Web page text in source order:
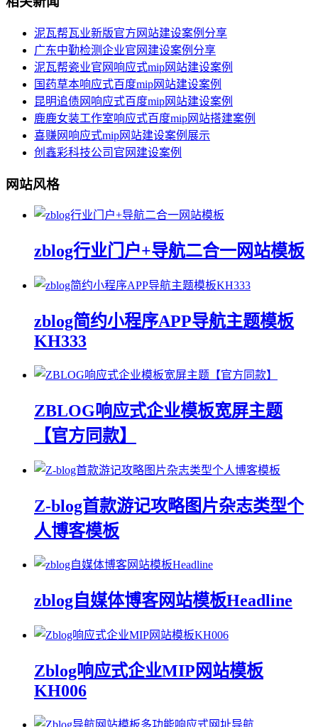
泥瓦帮瓦业新版官方网站建设案例分享
广东中勤检测企业官网建设案例分享
泥瓦帮瓷业官网响应式mip网站建设案例
国药草本响应式百度mip网站建设案例
昆明追债网响应式百度mip网站建设案例
鹿鹿女装工作室响应式百度mip网站搭建案例
喜赚网响应式mip网站建设案例展示
创鑫彩科技公司官网建设案例
网站风格
zblog行业门户+导航二合一网站模板
zblog简约小程序APP导航主题模板
KH333
ZBLOG响应式企业模板宽屏主题
【官方同款】
Z-blog首款游记攻略图片杂志类型个
人博客模板
zblog自媒体博客网站模板Headline
Zblog响应式企业MIP网站模板
KH006